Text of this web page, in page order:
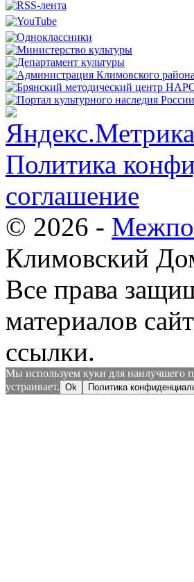
Политика
соглашение
© 2026 -
Климовский
Все права
материалов
ссылки.
Мы используем куки для наилучшего
устраивает. Ok Политика